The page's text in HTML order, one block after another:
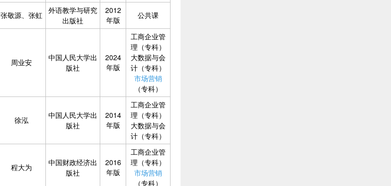
张敬源、张虹 外语教学与研究
出版社
2012
年版
公共课
周业安
中国人民大学出
版社
2024
年版
工商企业管
理（专科）
大数据与会
计（专科）
市场营销
（专科）
徐泓
中国人民大学出
版社
2014
年版
工商企业管
理（专科）
大数据与会
计（专科）
程大为
中国财政经济出
版社
2016
年版
工商企业管
理（专科）
市场营销
（专科）